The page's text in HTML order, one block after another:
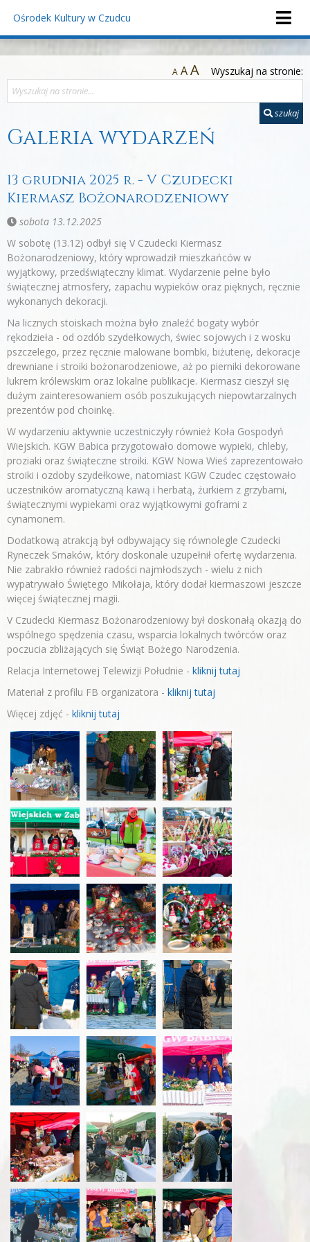
Ośrodek Kultury w Czudcu
A AA Wyszukaj na stronie:
szukaj
Galeria wydarzeń
13 grudnia 2025 r. - V Czudecki
Kiermasz Bożonarodzeniowy
sobota 13.12.2025
W sobotę (13.12) odbył się V Czudecki Kiermasz
Bożonarodzeniowy, który wprowadził mieszkańców w
wyjątkowy, przedświąteczny klimat. Wydarzenie pełne było
świątecznej atmosfery, zapachu wypieków oraz pięknych, ręcznie
wykonanych dekoracji.
Na licznych stoiskach można było znaleźć bogaty wybór
rękodzieła - od ozdób szydełkowych, świec sojowych i z wosku
pszczelego, przez ręcznie malowane bombki, biżuterię, dekoracje
drewniane i stroiki bożonarodzeniowe, aż po pierniki dekorowane
lukrem królewskim oraz lokalne publikacje. Kiermasz cieszył się
dużym zainteresowaniem osób poszukujących niepowtarzalnych
prezentów pod choinkę.
W wydarzeniu aktywnie uczestniczyły również Koła Gospodyń
Wiejskich. KGW Babica przygotowało domowe wypieki, chleby,
proziaki oraz świąteczne stroiki. KGW Nowa Wieś zaprezentowało
stroiki i ozdoby szydełkowe, natomiast KGW Czudec częstowało
uczestników aromatyczną kawą i herbatą, żurkiem z grzybami,
świątecznymi wypiekami oraz wyjątkowymi goframi z
cynamonem.
Dodatkową atrakcją był odbywający się równolegle Czudecki
Ryneczek Smaków, który doskonale uzupełnił ofertę wydarzenia.
Nie zabrakło również radości najmłodszych - wielu z nich
wypatrywało Świętego Mikołaja, który dodał kiermaszowi jeszcze
więcej świątecznej magii.
V Czudecki Kiermasz Bożonarodzeniowy był doskonałą okazją do
wspólnego spędzenia czasu, wsparcia lokalnych twórców oraz
poczucia zbliżających się Świąt Bożego Narodzenia.
Relacja Internetowej Telewizji Południe - kliknij tutaj
Materiał z profilu FB organizatora - kliknij tutaj
Więcej zdjęć - kliknij tutaj